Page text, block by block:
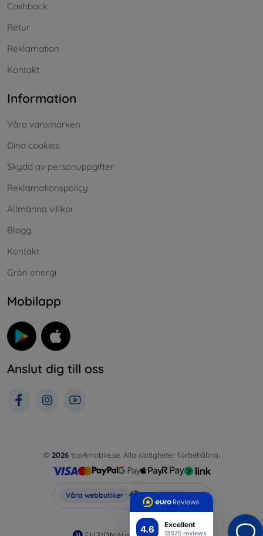
4.6 Excellent
13575 reviews
Cashback
Retur
Reklamation
Kontakt
Information
Våra varumärken
Dina cookies
Skydd av personuppgifter
Reklamationspolicy
Allmänna villkor
Blogg
Kontakt
Grön energi
Mobilapp
Anslut dig till oss
© 2026 top4mobile.se. Alla rättigheter förbehållna.
Våra webbutiker Top4Mobile.se